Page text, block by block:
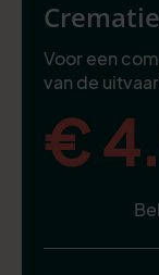
Voor een
van de
€